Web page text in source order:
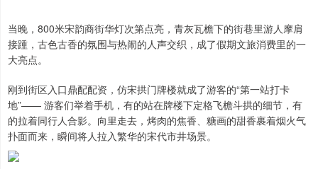
当晚，800米宋韵商街华灯次第点亮，青灰瓦檐下的街巷里游人摩肩
接踵，古色古香的氛围与热闹的人声交织，成了假期文旅消费里的一
大亮点。
刚到街区入口鼎配配资，仿宋拱门牌楼就成了游客的“第一站打卡
地”—— 游客们举着手机，有的站在牌楼下定格飞檐斗拱的细节，有
的拉着同行人合影。向里走去，烤肉的焦香、糖画的甜香裹着烟火气
扑面而来，瞬间将人拉入繁华的宋代市井场景。